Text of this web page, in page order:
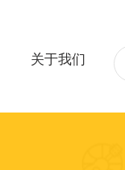
关于我们